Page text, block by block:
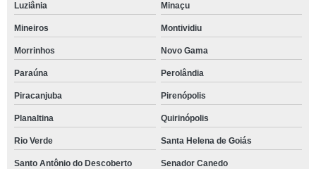
Luziânia Minaçu
Mineiros Montividiu
Morrinhos Novo Gama
Paraúna Perolândia
Piracanjuba Pirenópolis
Planaltina Quirinópolis
Rio Verde Santa Helena de Goiás
Santo Antônio do Descoberto Senador Canedo